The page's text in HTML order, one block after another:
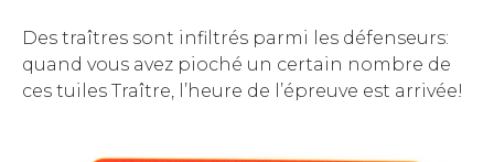
Des traîtres sont infiltrés parmi les défenseurs:
quand vous avez pioché un certain nombre de
ces tuiles Traître, l’heure de l’épreuve est arrivée!